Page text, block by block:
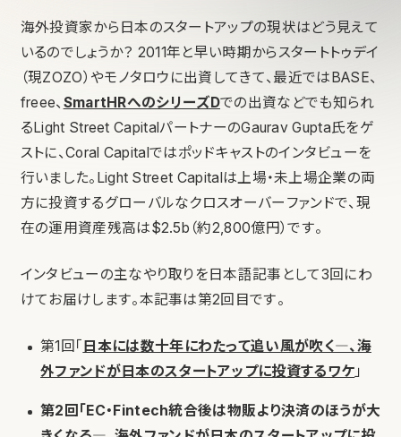
海外投資家から日本のスタートアップの現状はどう見えて
いるのでしょうか？ 2011年と早い時期からスタートトゥデイ
（現ZOZO）やモノタロウに出資してきて、最近ではBASE、
freee、 SmartHRへのシリーズDでの出資などでも知られ
るLight Street CapitalパートナーのGaurav Gupta氏をゲ
ストに、Coral Capitalではポッドキャストのインタビューを
行いました。Light Street Capitalは上場・未上場企業の両
方に投資するグローバルなクロスオーバーファンドで、現
在の運用資産残高は$2.5b（約2,800億円）です。
インタビューの主なやり取りを日本語記事として3回にわ
けてお届けします。本記事は第2回目です。
第1回「 日本には数十年にわたって追い風が吹く―、海
外ファンドが日本のスタートアップに投資するワケ 」
第2回「EC・Fintech統合後は物販より決済のほうが大